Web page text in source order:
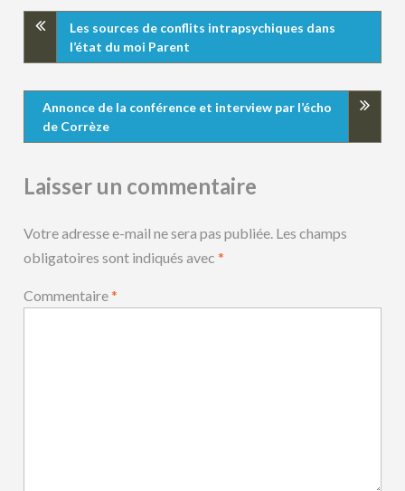
Les sources de conflits intrapsychiques dans
l’état du moi Parent
Annonce de la conférence et interview par l’écho
de Corrèze
Laisser un commentaire
Votre adresse e-mail ne sera pas publiée. Les champs
obligatoires sont indiqués avec*
Commentaire*